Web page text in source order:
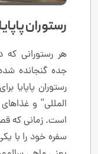
رستوران
هر رستورانی
جده گنجانده
رستوران پاپایا
المللی” و
است. زمانی که قصد
سفره خود را با